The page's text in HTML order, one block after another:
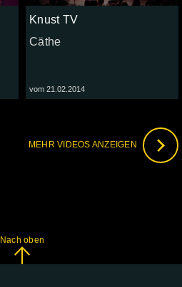
Knust TV
Cäthe
vom 21.02.2014
MEHR VIDEOS ANZEIGEN
Nach oben